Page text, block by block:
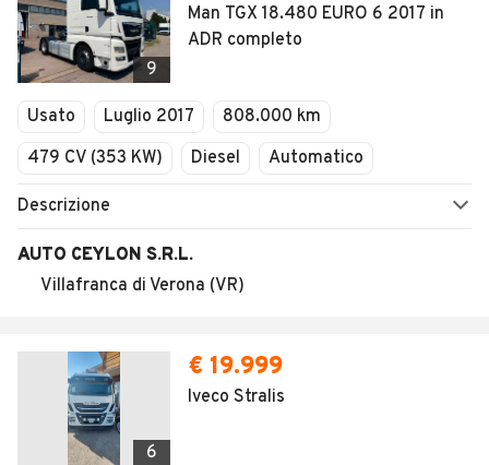
9
Man TGX 18.480 EURO 6 2017 in
ADR completo
Usato Luglio 2017
808.000 km
479 CV (353 KW)
Diesel Automatico
Descrizione
AUTO CEYLON S.R.L.
Villafranca di Verona (VR)
6
€ 19.999
Iveco Stralis